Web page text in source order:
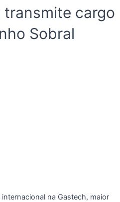
cargo
Sobral
na Gastech, maior